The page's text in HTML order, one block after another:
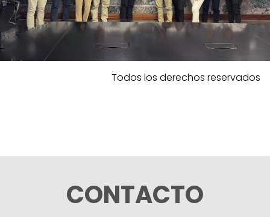
Todos los derechos reservados
CONTACTO